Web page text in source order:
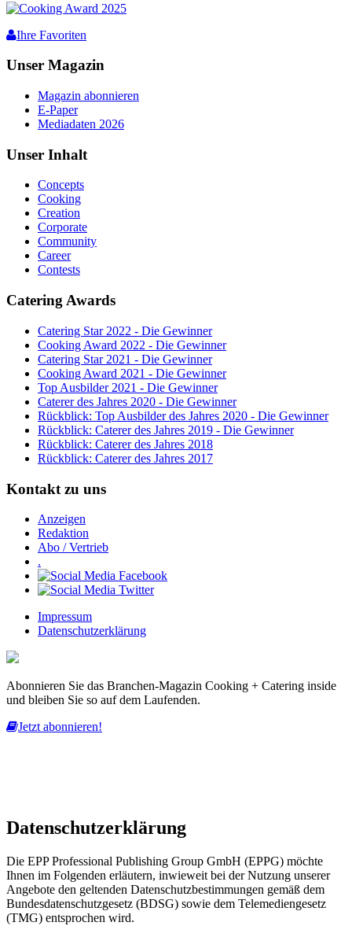
Ihre Favoriten
Unser Magazin
Magazin abonnieren
E-Paper
Mediadaten 2026
Unser Inhalt
Concepts
Cooking
Creation
Corporate
Community
Career
Contests
Catering Awards
Catering Star 2022 - Die Gewinner
Cooking Award 2022 - Die Gewinner
Catering Star 2021 - Die Gewinner
Cooking Award 2021 - Die Gewinner
Top Ausbilder 2021 - Die Gewinner
Caterer des Jahres 2020 - Die Gewinner
Rückblick: Top Ausbilder des Jahres 2020 - Die Gewinner
Rückblick: Caterer des Jahres 2019 - Die Gewinner
Rückblick: Caterer des Jahres 2018
Rückblick: Caterer des Jahres 2017
Kontakt zu uns
Anzeigen
Redaktion
Abo / Vertrieb
.
Impressum
Datenschutzerklärung
Abonnieren Sie das Branchen-Magazin Cooking + Catering inside
und bleiben Sie so auf dem Laufenden.
Jetzt abonnieren!
Datenschutzerklärung
Die EPP Professional Publishing Group GmbH (EPPG) möchte
Ihnen im Folgenden erläutern, inwieweit bei der Nutzung unserer
Angebote den geltenden Datenschutzbestimmungen gemäß dem
Bundesdatenschutzgesetz (BDSG) sowie dem Telemediengesetz
(TMG) entsprochen wird.